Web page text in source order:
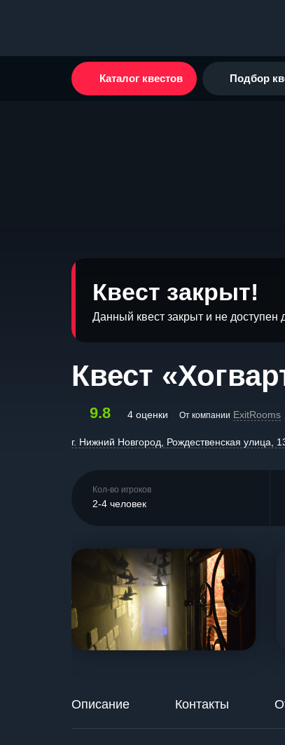
Каталог квестов Подбор
Квест закрыт!
Данный квест закрыт и не
Квест
9.8 4 оценки От компании ExitRooms
г. Нижний Новгород, Рождественская улица,
Кол-во игроков
2-4 человек
Описание Контакты